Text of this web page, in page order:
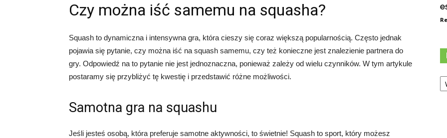
Czy można iść samemu na squasha?
Squash to dynamiczna i intensywna gra, która cieszy się coraz większą popularnością. Często jednak
pojawia się pytanie, czy można iść na squash samemu, czy też konieczne jest znalezienie partnera do
gry. Odpowiedź na to pytanie nie jest jednoznaczna, ponieważ zależy od wielu czynników. W tym artykule
postaramy się przybliżyć tę kwestię i przedstawić różne możliwości.
Samotna gra na squashu
Jeśli jesteś osobą, która preferuje samotne aktywności, to świetnie! Squash to sport, który możesz